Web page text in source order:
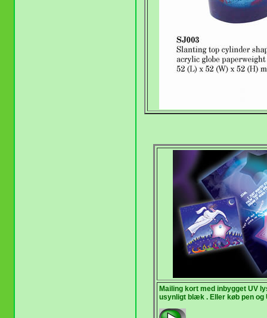
Mailing kort med inbygget UV
usynligt blæk . Eller køb pen